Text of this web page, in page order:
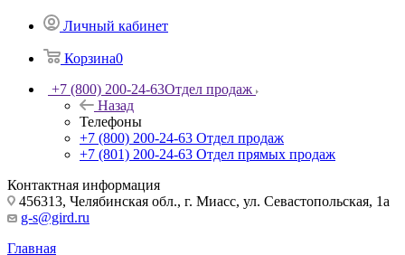
Личный кабинет
Корзина0
+7 (800) 200-24-63Отдел продаж
Назад
Телефоны
+7 (800) 200-24-63 Отдел продаж
+7 (801) 200-24-63 Отдел прямых продаж
Контактная информация
456313, Челябинская обл., г. Миасс, ул. Севастопольская, 1а
g-s@gird.ru
Главная